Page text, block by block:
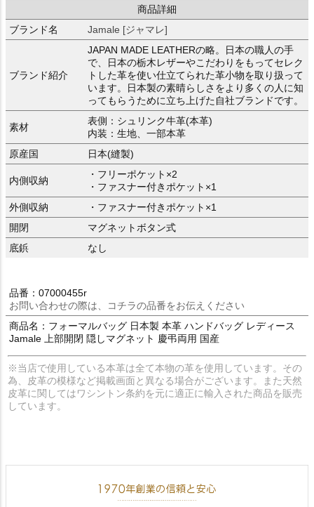
商品詳細
ブランド名
Jamale [ジャマレ]
ブランド紹介
JAPAN MADE LEATHERの略。日本の職人の手
で、日本の栃木レザーやこだわりをもってセレク
トした革を使い仕立てられた革小物を取り扱って
います。日本製の素晴らしさをより多くの人に知
ってもらうために立ち上げた自社ブランドです。
素材
表側：シュリンク牛革(本革)
内装：生地、一部本革
原産国
日本(縫製)
内側収納
・フリーポケット×2
・ファスナー付きポケット×1
外側収納
・ファスナー付きポケット×1
開閉
マグネットボタン式
底鋲
なし
品番：07000455r
お問い合わせの際は、コチラの品番をお伝えください
商品名：フォーマルバッグ 日本製 本革 ハンドバッグ レディース
Jamale 上部開閉 隠しマグネット 慶弔両用 国産
※当店で使用している本革は全て本物の革を使用しています。その
為、皮革の模様など掲載画面と異なる場合がございます。また天然
皮革に関してはワシントン条約を元に適正に輸入された商品を販売
しています。